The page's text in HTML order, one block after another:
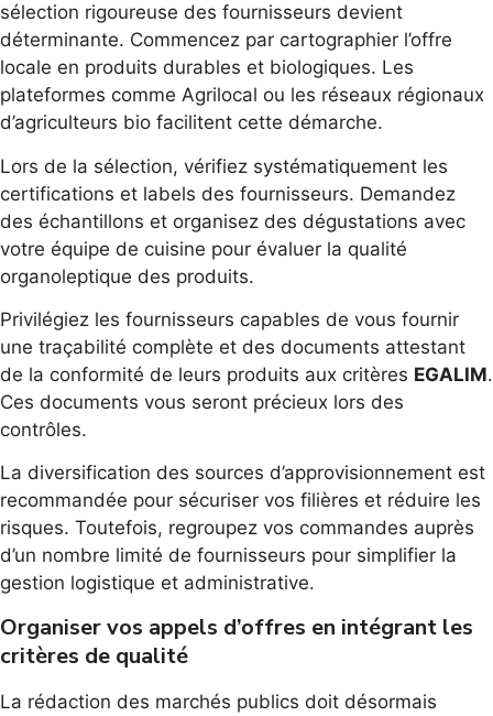
sélection rigoureuse des fournisseurs devient
déterminante. Commencez par cartographier l’offre
locale en produits durables et biologiques. Les
plateformes comme Agrilocal ou les réseaux régionaux
d’agriculteurs bio facilitent cette démarche.
Lors de la sélection, vérifiez systématiquement les
certifications et labels des fournisseurs. Demandez
des échantillons et organisez des dégustations avec
votre équipe de cuisine pour évaluer la qualité
organoleptique des produits.
Privilégiez les fournisseurs capables de vous fournir
une traçabilité complète et des documents attestant
de la conformité de leurs produits aux critères EGALIM.
Ces documents vous seront précieux lors des
contrôles.
La diversification des sources d’approvisionnement est
recommandée pour sécuriser vos filières et réduire les
risques. Toutefois, regroupez vos commandes auprès
d’un nombre limité de fournisseurs pour simplifier la
gestion logistique et administrative.
Organiser vos appels d’offres en intégrant les
critères de qualité
La rédaction des marchés publics doit désormais